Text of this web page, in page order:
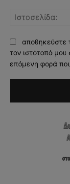
αποθηκεύστε
τον ιστότοπό
επόμενη φορά